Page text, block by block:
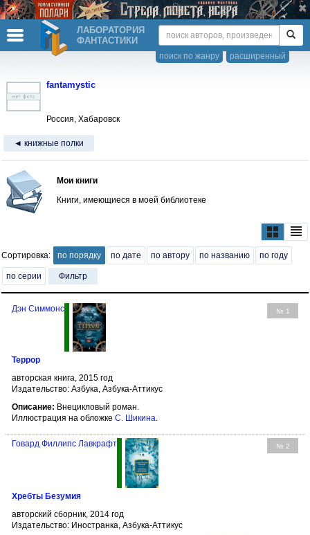
ЛАБОРАТОРИЯ
ФАНТАСТИКИ
расширенный
поиск по жанру
fantamystic
Россия, Хабаровск
◄ книжные полки
Мои книги
Книги, имеющиеся в моей библиотеке
Сортировка: по порядку по дате по автору по названию по году
по серии Фильтр
№ 1
Дэн Симмонс
Террор
авторская книга, 2015 год
Издательство: Азбука, Азбука-Аттикус
Описание: Внецикловый роман.
Иллюстрация на обложке С. Шикина.
№ 2
Говард Филлипс Лавкрафт
Хребты Безумия
авторский сборник, 2014 год
Издательство: Иностранка, Азбука-Аттикус